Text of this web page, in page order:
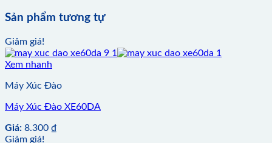
Sản phẩm tương tự
Giảm giá!
Xem nhanh
Máy Xúc Đào
Máy Xúc Đào XE60DA
Giá: 8.300 ₫
Giảm giá!